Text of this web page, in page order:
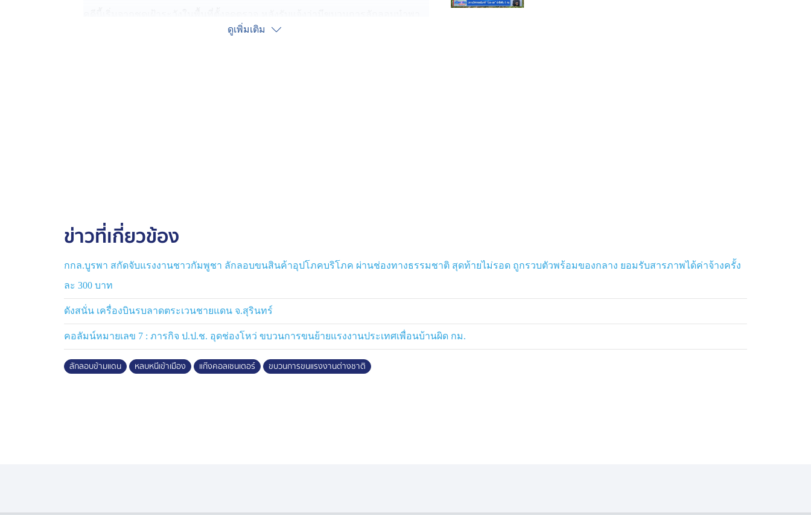
ชาวต่างชาติใช้ประเทศไทยเป็นทางผ่าน ต่อมาเจ้าหน้าที่พบรถกระบะ ท่าทีพิรุธผ่าน
พิษณุโลก จังหวัดพิษณุโลก ซึ่งถูกใช้เป็นบ้านพักขบวนการนำพาชาวต่างชาติ มาพัก
คอยก่อนเดินทางต่อไปเข้าร่วมแก๊งคอลเซนเตอร์
ที่มาคดีนี้เริ่มจากตำรวจพบคนอินโดนีเซีย ลักลอบเข้าเมืองมาที่ จังหวัดพิษณุโลก
โดยมีคนนำพาชาวไทย 2 คน และ ชาวจีน 1 คน ทั้งหมดมุ่งหน้าไปต่อ อำเภอแม่สอด
จังหวัดตาก เพื่อข้ามฝั่งไปประเทศเมียนมา ซึ่งระหว่างที่อยู่ จังหวัดพิษณุโลก ชาว
อินโดนีเซีย ทั้งหมด มาพักที่บ้านหลังนี้ ซึ่งลักษณะบ้านมีรั้วรอบขอบชิด มีห้องพัก 3
ห้อง หน้าต่างปิดมิดชิด มีน้ำและไฟฟ้า พร้อมเครื่องครัวครบครัน
เบื้องต้นชาวอินโดีเซีย 3 คน ไม่เข้าข่ายเป็นเหยื่อค้ามนุษย์ แต่ประสงค์ จะกลับบ้าน
ตำรวจจึงแจ้งให้สถานทูตอินโดนีเซีย ประจำประเทศไทย เข้ามาช่วยเหลือ แต่ตำรวจ
ดูเพิ่มเติม
ข่าวที่เกี่ยวข้อง
กกล.บูรพา สกัดจับแรงงานชาวกัมพูชา ลักลอบขนสินค้าอุปโภคบริโภค ผ่านช่องทางธรรมชาติ สุดท้ายไม่รอด ถูกรวบตัวพร้อมของกลาง ยอมรับสารภาพได้ค่าจ้างครั้ง
ละ 300 บาท
ดังสนั่น เครื่องบินรบลาดตระเวนชายแดน จ.สุรินทร์
คอลัมน์หมายเลข 7 : ภารกิจ ป.ป.ช. อุดช่องโหว่ ขบวนการขนย้ายแรงงานประเทศเพื่อนบ้านผิด กม.
ลักลอบข้ามแดน หลบหนีเข้าเมือง แก๊งคอลเซนเตอร์ ขบวนการขนแรงงานต่างชาติ